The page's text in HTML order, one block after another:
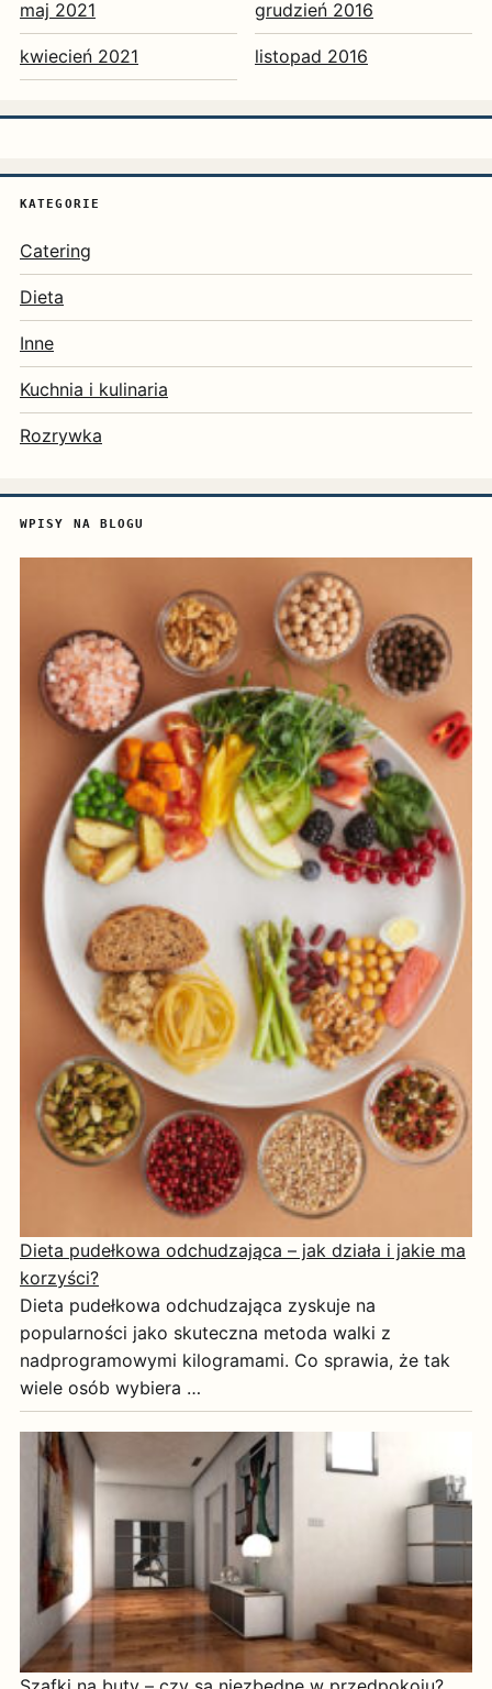
maj 2021
kwiecień 2021
grudzień 2016
listopad 2016
KATEGORIE
Catering
Dieta
Inne
Kuchnia i kulinaria
Rozrywka
WPISY NA BLOGU
Dieta pudełkowa odchudzająca – jak działa i jakie ma
korzyści?
Dieta pudełkowa odchudzająca zyskuje na
popularności jako skuteczna metoda walki z
nadprogramowymi kilogramami. Co sprawia, że tak
wiele osób wybiera …